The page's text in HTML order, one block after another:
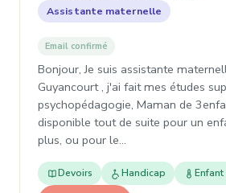
Assistante maternelle
Email confirmé
Bonjour, Je suis assistante
Guyancourt , j'ai fait mes études
psychopédagogie, Maman de
disponible tout de suite pour un
plus, ou pour le…
Devoirs Handicap